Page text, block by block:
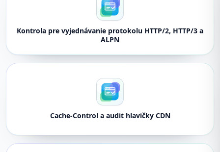
Kontrola pre vyjednávanie protokolu HTTP/2, HTTP/3 a
ALPN
Cache-Control a audit hlavičky CDN